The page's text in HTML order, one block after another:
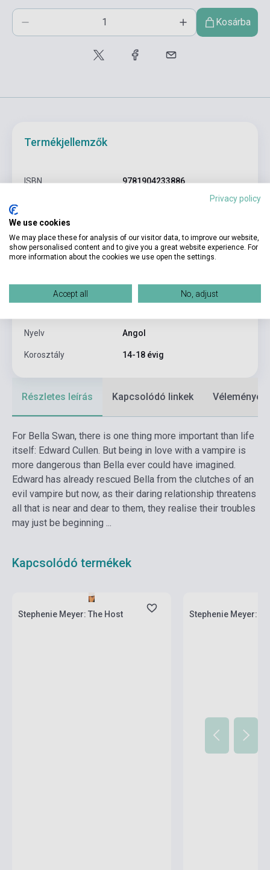
Kosárba
Termékjellemzők
ISBN 9781904233886
Oldalszám
Kötés Puhakötés
Kiadási év
Nyelv Angol
Korosztály 14-18 évig
Részletes leírás Kapcsolódó linkek Vélemények
For Bella Swan, there is one thing more important than life
itself: Edward Cullen. But being in love with a vampire is
more dangerous than Bella ever could have imagined.
Edward has already rescued Bella from the clutches of an
evil vampire but now, as their daring relationship threatens
all that is near and dear to them, they realise their troubles
may just be beginning ...
Kapcsolódó termékek
Stephenie Meyer: The Host Stephenie Meyer:
Privacy policy
We use cookies
We may place these for analysis of our visitor data, to improve our website,
show personalised content and to give you a great website experience. For
more information about the cookies we use open the settings.
Accept all No, adjust